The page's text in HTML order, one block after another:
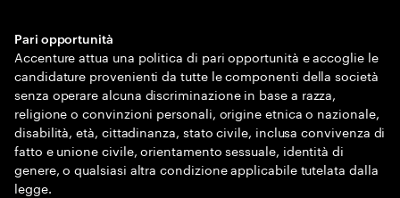
Pari opportunità
Accenture attua una politica di pari opportunità e accoglie le
candidature provenienti da tutte le componenti della società
senza operare alcuna discriminazione in base a razza,
religione o convinzioni personali, origine etnica o nazionale,
disabilità, età, cittadinanza, stato civile, inclusa convivenza di
fatto e unione civile, orientamento sessuale, identità di
genere, o qualsiasi altra condizione applicabile tutelata dalla
legge.